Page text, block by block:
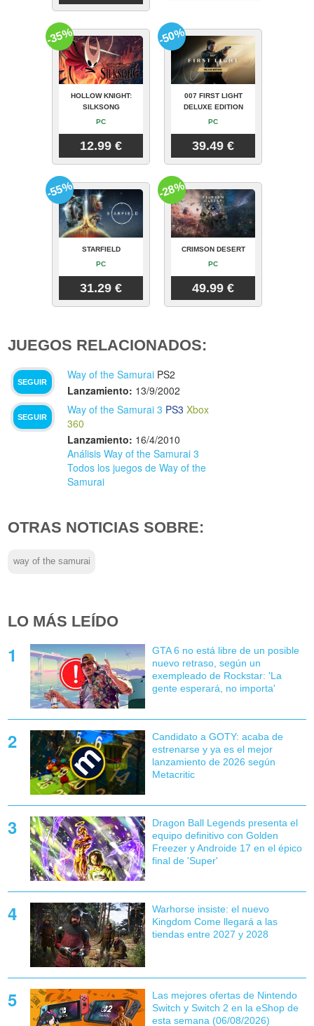
HOLLOW KNIGHT:
SILKSONG
PC
12.99 €
-35%
007 FIRST LIGHT
DELUXE EDITION
PC
39.49 €
-50%
STARFIELD
PC
31.29 €
-55%
CRIMSON DESERT
PC
49.99 €
-28%
JUEGOS RELACIONADOS:
SEGUIR
Way of the Samurai PS2
Lanzamiento: 13/9/2002
SEGUIR
Way of the Samurai 3 PS3 Xbox
360
Lanzamiento: 16/4/2010
Análisis Way of the Samurai 3
Todos los juegos de Way of the
Samurai
OTRAS NOTICIAS SOBRE:
way of the samurai
LO MÁS LEÍDO
GTA 6 no está libre de un posible
nuevo retraso, según un
exempleado de Rockstar: 'La
gente esperará, no importa'
Candidato a GOTY: acaba de
estrenarse y ya es el mejor
lanzamiento de 2026 según
Metacritic
Dragon Ball Legends presenta el
equipo definitivo con Golden
Freezer y Androide 17 en el épico
final de 'Super'
Warhorse insiste: el nuevo
Kingdom Come llegará a las
tiendas entre 2027 y 2028
Las mejores ofertas de Nintendo
Switch y Switch 2 en la eShop de
esta semana (06/08/2026)